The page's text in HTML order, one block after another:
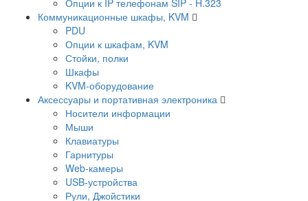
Коммуникационные шкафы, KVM
PDU
Опции к шкафам, KVM
Стойки, полки
Шкафы
KVM-оборудование
Аксессуары и портативная электроника
Носители информации
Мыши
Клавиатуры
Гарнитуры
Web-камеры
USB-устройства
Рули, Джойстики